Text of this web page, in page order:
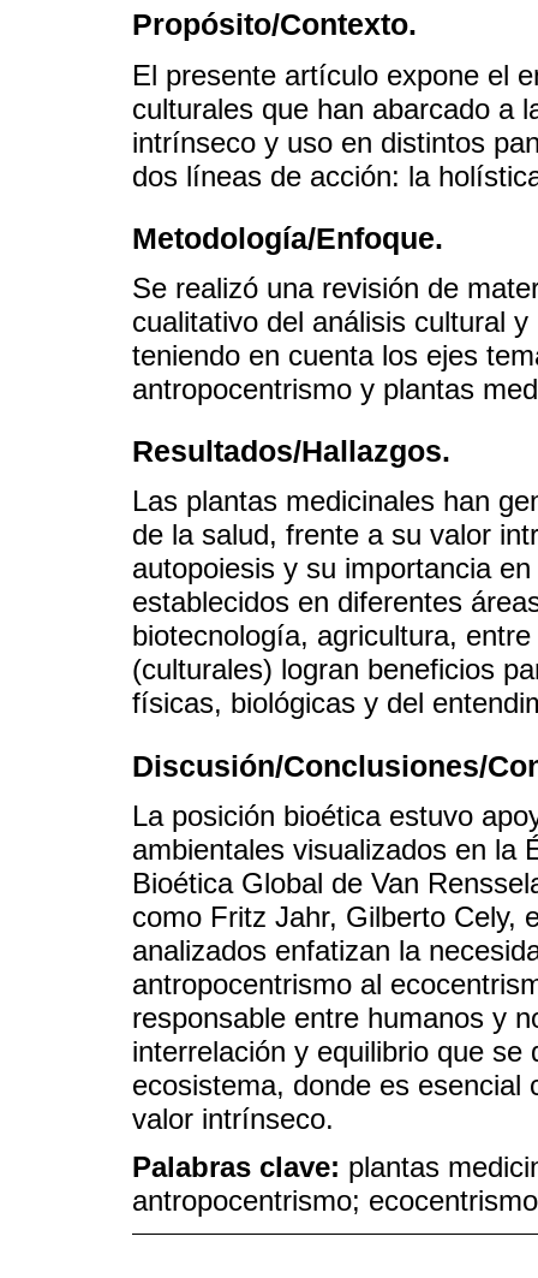
Propósito/Contexto.
El presente artículo expone el
culturales que han abarcado a
intrínseco y uso en distintos
dos líneas de acción: la
Metodología/Enfoque.
Se realizó una revisión de
cualitativo del análisis cultural
teniendo en cuenta los ejes
antropocentrismo y plantas
Resultados/Hallazgos.
Las plantas medicinales han
de la salud, frente a su valor
autopoiesis y su importancia
establecidos en diferentes
biotecnología, agricultura,
(culturales) logran beneficios
físicas, biológicas y del
Discusión/Conclusiones/
La posición bioética estuvo
ambientales visualizados en la
Bioética Global de Van
como Fritz Jahr, Gilberto Cely,
analizados enfatizan la
antropocentrismo al
responsable entre humanos y
interrelación y equilibrio que
ecosistema, donde es esencial
valor intrínseco.
Palabras clave: plantas
antropocentrismo;